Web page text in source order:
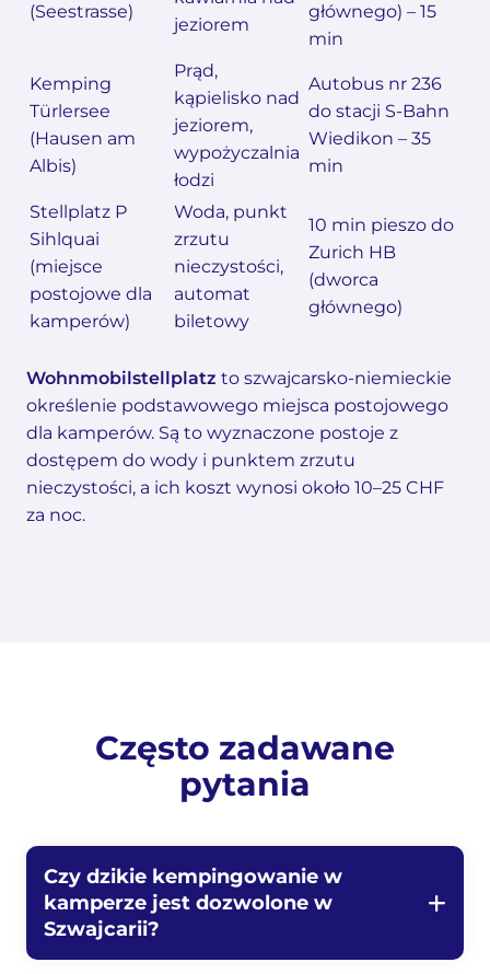
(Seestrasse)
jeziorem
głównego) – 15
min
Kemping
Türlersee
(Hausen am
Albis)
Prąd,
kąpielisko nad
jeziorem,
wypożyczalnia
łodzi
Autobus nr 236
do stacji S-Bahn
Wiedikon – 35
min
Stellplatz P
Sihlquai
(miejsce
postojowe dla
kamperów)
Woda, punkt
zrzutu
nieczystości,
automat
biletowy
10 min pieszo do
Zurich HB
(dworca
głównego)
Wohnmobilstellplatz to szwajcarsko-niemieckie
określenie podstawowego miejsca postojowego
dla kamperów. Są to wyznaczone postoje z
dostępem do wody i punktem zrzutu
nieczystości, a ich koszt wynosi około 10–25 CHF
za noc.
Często zadawane
pytania
Czy dzikie kempingowanie w
kamperze jest dozwolone w
Szwajcarii?